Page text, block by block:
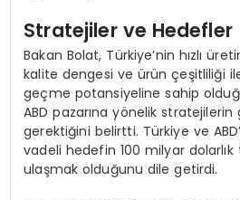
Stratejiler ve Hedefler
Bakan Bolat, Türkiye’nin hızlı
kalite dengesi ve ürün çeşitliliği
geçme potansiyeline sahip
ABD pazarına yönelik stratejilerin
gerektiğini belirtti. Türkiye ve
vadeli hedefin 100 milyar
ulaşmak olduğunu dile getirdi.